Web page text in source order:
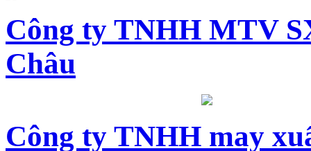
Công ty TNHH MTV
Châu
Công ty TNHH may